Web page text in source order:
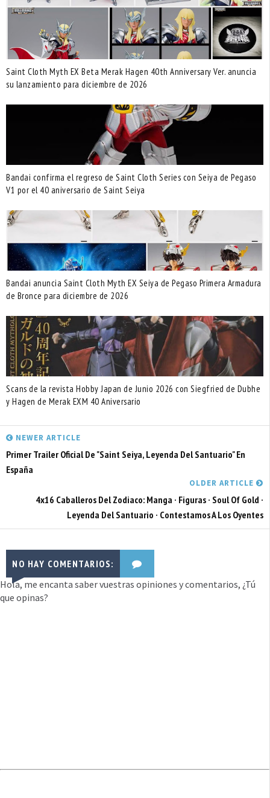
Saint Cloth Myth EX Beta Merak Hagen 40th Anniversary Ver. anuncia
su lanzamiento para diciembre de 2026
Bandai confirma el regreso de Saint Cloth Series con Seiya de Pegaso
V1 por el 40 aniversario de Saint Seiya
Bandai anuncia Saint Cloth Myth EX Seiya de Pegaso Primera Armadura
de Bronce para diciembre de 2026
Scans de la revista Hobby Japan de Junio 2026 con Siegfried de Dubhe
y Hagen de Merak EXM 40 Aniversario
NEWER ARTICLE
Primer Trailer Oficial De "Saint Seiya, Leyenda Del Santuario" En
España
OLDER ARTICLE
4x16 Caballeros Del Zodiaco: Manga · Figuras · Soul Of Gold ·
Leyenda Del Santuario · Contestamos A Los Oyentes
NO HAY COMENTARIOS:
Hola, me encanta saber vuestras opiniones y comentarios, ¿Tú
que opinas?